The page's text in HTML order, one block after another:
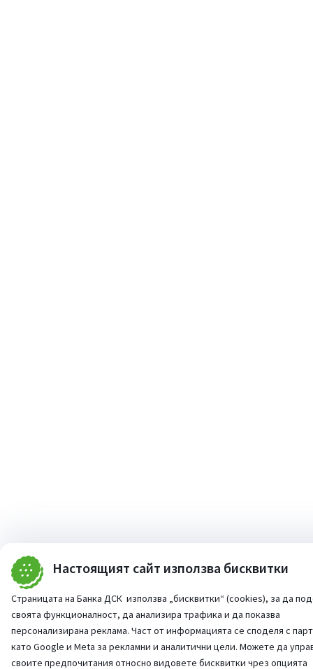
Настоящият сайт използва бисквитки
Страницата на Банка ДСК използва „бисквитки“ (cookies), за да
своята функционалност, да анализира трафика и да показва
персонализирана реклама. Част от информацията се споделя с
като Google и Meta за рекламни и аналитични цели. Можете да
своите предпочитания относно видовете бисквитки чрез опцията